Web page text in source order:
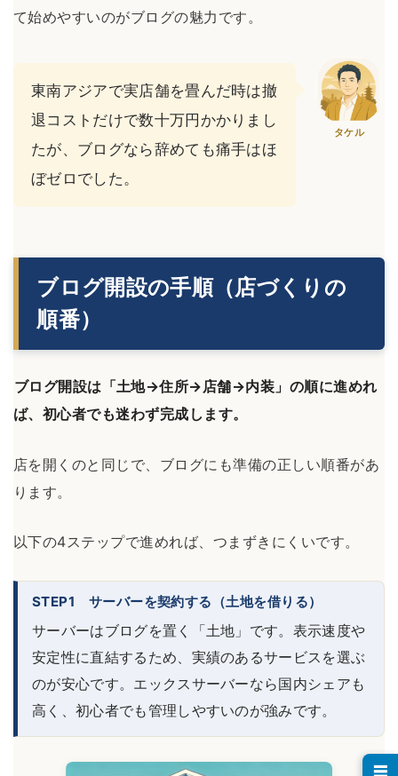
て始めやすいのがブログの魅力です。
東南アジアで実店舗を畳んだ時は撤
退コストだけで数十万円かかりまし
たが、ブログなら辞めても痛手はほ
ぼゼロでした。
タケル
ブログ開設の手順（店づくりの
順番）
ブログ開設は「土地→住所→店舗→内装」の順に進めれ
ば、初心者でも迷わず完成します。
店を開くのと同じで、ブログにも準備の正しい順番があ
ります。
以下の4ステップで進めれば、つまずきにくいです。
STEP1 サーバーを契約する（土地を借りる）
サーバーはブログを置く「土地」です。表示速度や
安定性に直結するため、実績のあるサービスを選ぶ
のが安心です。エックスサーバーなら国内シェアも
高く、初心者でも管理しやすいのが強みです。
☰